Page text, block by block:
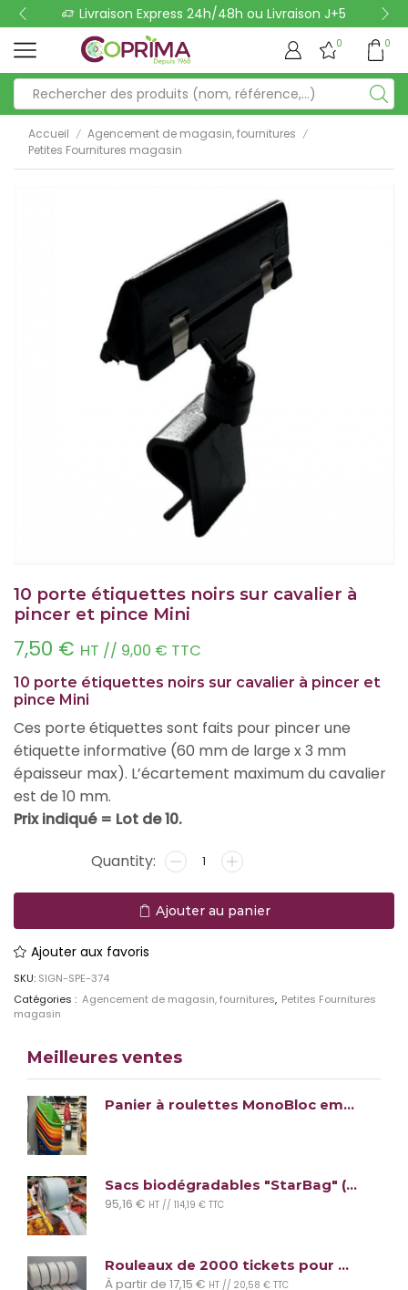
Livraison Express 24h/48h ou Livraison J+5
0 0
Accueil / Agencement de magasin, fournitures /
Petites Fournitures magasin
10 porte étiquettes noirs sur cavalier à
pincer et pince Mini
7,50 € HT // 9,00 € TTC
10 porte étiquettes noirs sur cavalier à pincer et
pince Mini
Ces porte étiquettes sont faits pour pincer une
étiquette informative (60 mm de large x 3 mm
épaisseur max). L’écartement maximum du cavalier
est de 10 mm.
Prix indiqué = Lot de 10.
Ajouter aux favoris
SKU: SIGN-SPE-374
Catégories : Agencement de magasin, fournitures, Petites Fournitures
magasin
Meilleures ventes
Panier à roulettes MonoBloc empilable
Sacs biodégradables "StarBag" (lot de 1900 sacs)
95,16 € HT // 114,19 € TTC
Rouleaux de 2000 tickets pour distributeur - Gestion file d'attente - 5 couleurs au choix
À partir de 17,15 € HT // 20,58 € TTC